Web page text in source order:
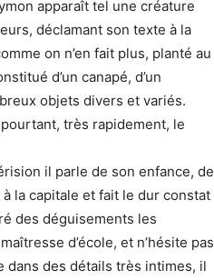
apparaît tel une créature
déclamant son texte à la
on n’en fait plus, planté au
d’un canapé, d’un
objets divers et variés.
très rapidement, le
il parle de son enfance, de
la capitale et fait le dur constat
des déguisements les
d’école, et n’hésite pas
dans des détails très intimes, il